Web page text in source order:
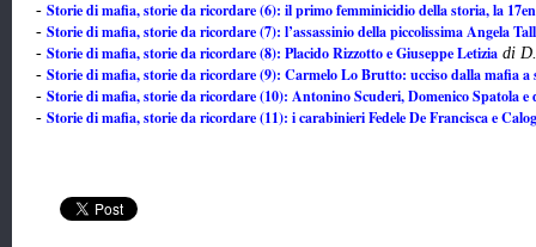
- Storie di mafia, storie da ricordare (6): il primo femminicidio della storia, la
- Storie di mafia, storie da ricordare (7): l’assassinio della piccolissima Angela
- Storie di mafia, storie da ricordare (8): Placido Rizzotto e Giuseppe Letizia di
- Storie di mafia, storie da ricordare (9): Carmelo Lo Brutto: ucciso dalla mafia a
- Storie di mafia, storie da ricordare (10): Antonino Scuderi, Domenico Spatola e
- Storie di mafia, storie da ricordare (11): i carabinieri Fedele De Francisca e